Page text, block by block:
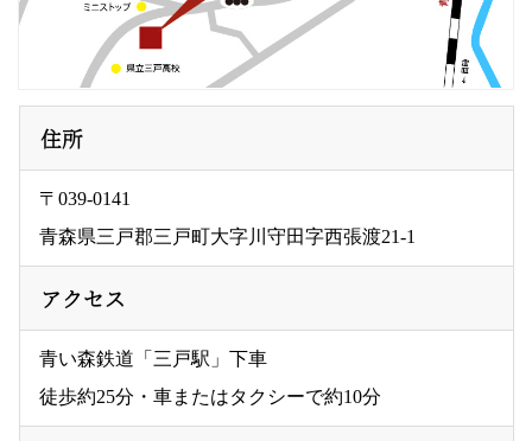
住所
〒039-0141
青森県三戸郡三戸町大字川守田字西張渡21-1
アクセス
青い森鉄道「三戸駅」下車
徒歩約25分・車またはタクシーで約10分